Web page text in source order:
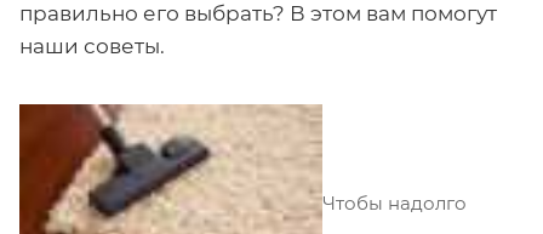
правильно его выбрать? В этом вам помогут
наши советы.
Чтобы надолго